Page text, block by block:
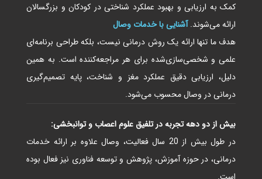
کمک به ارزیابی و بهبود عملکرد شناختی در کودکان و بزرگسالان
ارائه می‌شوند.آشنایی با خدمات وصال
هدف ما تنها ارائه یک روش درمانی نیست، بلکه طراحی برنامه‌ای
علمی و شخصی‌سازی‌شده برای هر مراجعه‌کننده است. به همین
دلیل، ارزیابی دقیق عملکرد مغز و شناخت، پایه تصمیم‌گیری
درمانی در وصال محسوب می‌شود.
بیش از دو دهه تجربه در تلفیق علوم اعصاب و توانبخشی:
در طول بیش از 20 سال فعالیت، وصال علاوه بر ارائه خدمات
درمانی، در حوزه آموزش، پژوهش و توسعه فناوری نیز فعال بوده